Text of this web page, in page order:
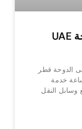
سطحة الامارات الى الدوحة UAE
الدوحة قطر
خدمة
النقل